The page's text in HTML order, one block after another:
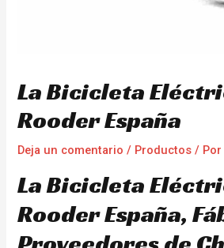
La Bicicleta
Rooder España
Deja un comentario / Productos / Por
La Bicicleta
Rooder España,